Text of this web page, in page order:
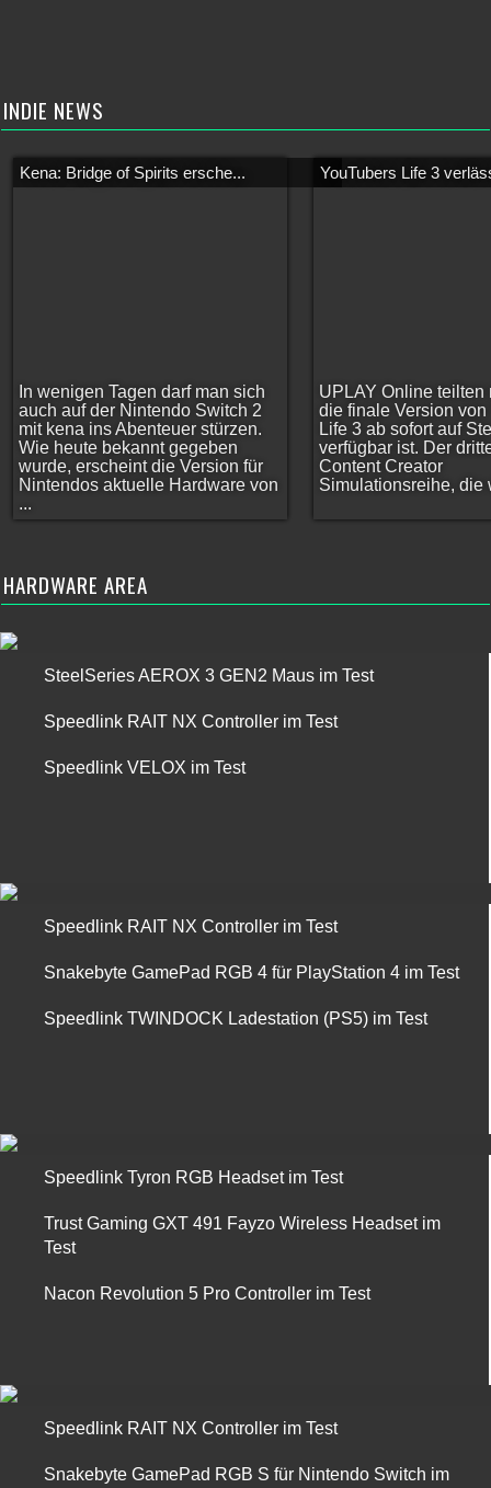
INDIE NEWS
Kena: Bridge of Spirits ersche...
In wenigen Tagen darf man sich
auch auf der Nintendo Switch 2
mit kena ins Abenteuer stürzen.
Wie heute bekannt gegeben
wurde, erscheint die Version für
Nintendos aktuelle Hardware von
...
YouTubers Life 3
UPLAY Online teilten
die finale Version von
Life 3 ab sofort auf
verfügbar ist. Der
Content Creator
Simulationsreihe, die
HARDWARE AREA
SteelSeries AEROX 3 GEN2 Maus im Test
Speedlink RAIT NX Controller im Test
Speedlink VELOX im Test
Speedlink RAIT NX Controller im Test
Snakebyte GamePad RGB 4 für PlayStation 4 im Test
Speedlink TWINDOCK Ladestation (PS5) im Test
Speedlink Tyron RGB Headset im Test
Trust Gaming GXT 491 Fayzo Wireless Headset im
Test
Nacon Revolution 5 Pro Controller im Test
Speedlink RAIT NX Controller im Test
Snakebyte GamePad RGB S für Nintendo Switch im